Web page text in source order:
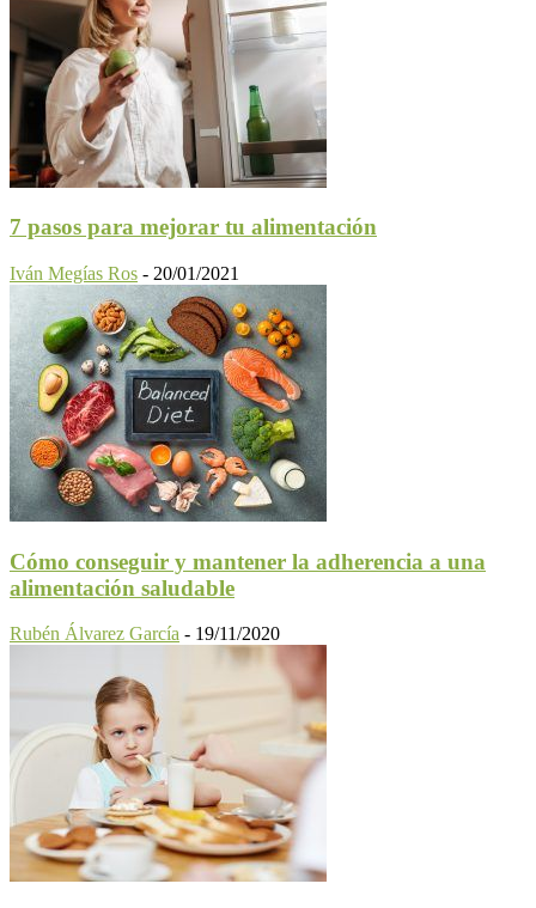
7 pasos para mejorar tu alimentación
Iván Megías Ros - 20/01/2021
Cómo conseguir y mantener la adherencia a una
alimentación saludable
Rubén Álvarez García - 19/11/2020